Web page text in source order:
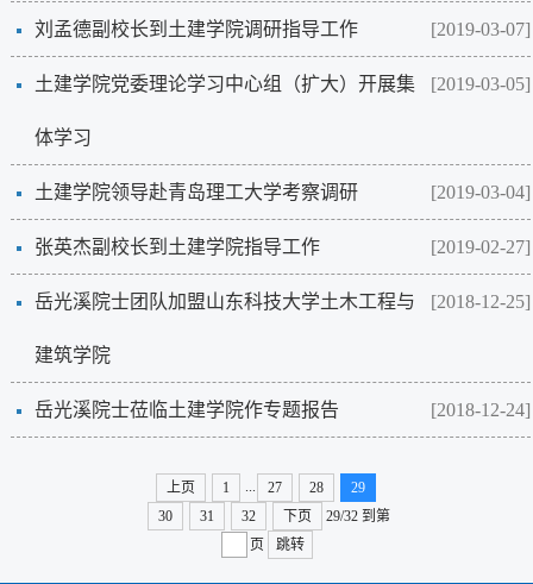
[2019-03-07]
刘孟德副校长到土建学院调研指导工作
[2019-03-05]
土建学院党委理论学习中心组（扩大）开展集
体学习
[2019-03-04]
土建学院领导赴青岛理工大学考察调研
[2019-02-27]
张英杰副校长到土建学院指导工作
[2018-12-25]
岳光溪院士团队加盟山东科技大学土木工程与
建筑学院
[2018-12-24]
岳光溪院士莅临土建学院作专题报告
上页 1 27 28
29
30
31 32 下页 29/32 到第
页
跳转